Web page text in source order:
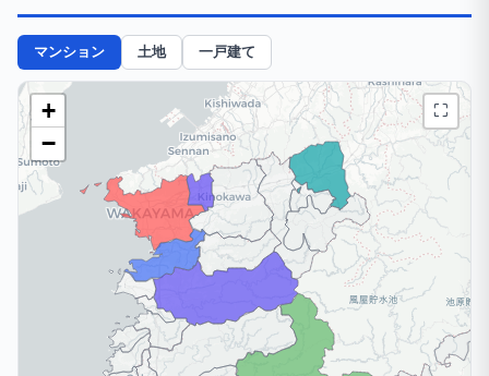
マンション 土地 一戸建て
+
−
⛶